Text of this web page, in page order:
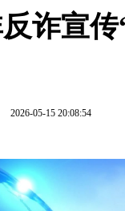
诈宣
2026-05-15 20:08:54